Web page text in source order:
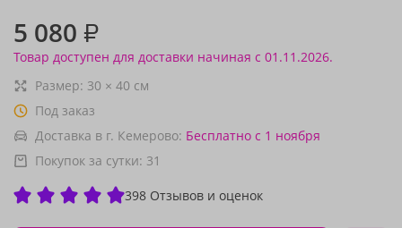
5 080 ₽
Товар доступен для доставки начиная с 01.11.2026.
Размер: 30 × 40 см
Под заказ
Доставка в г. Кемерово: Бесплатно с 1 ноября
Покупок за сутки: 31
398 Отзывов и оценок